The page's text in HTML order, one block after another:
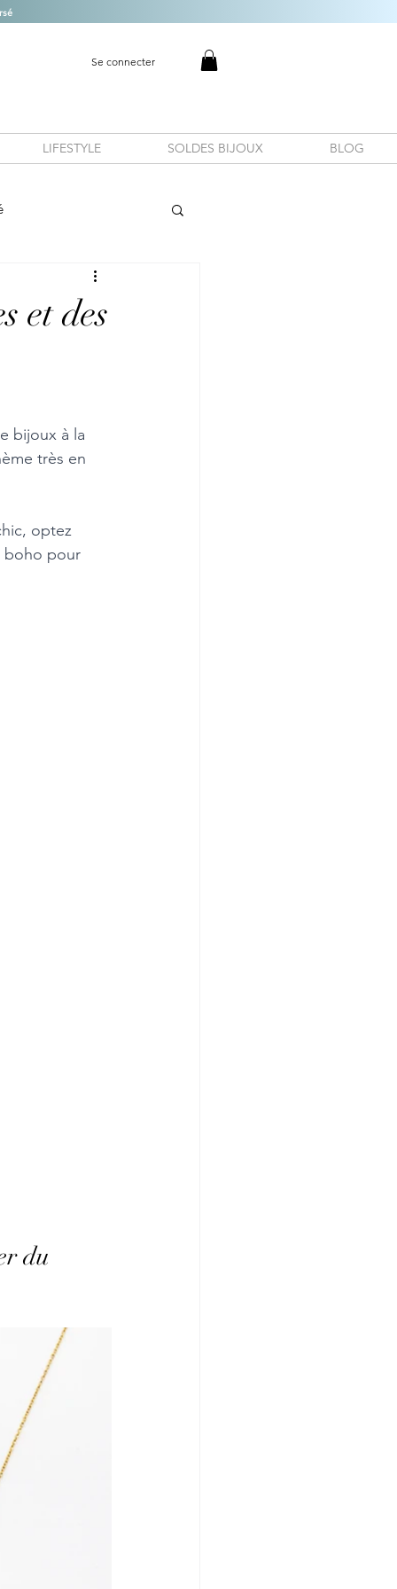
Se connecter
LIFESTYLE SOLDES BIJOUX BLOG
et des
bijoux à la
très en
optez
boho pour
du